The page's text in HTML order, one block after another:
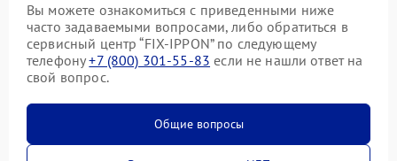
Вы можете ознакомиться с приведенными ниже
часто задаваемыми вопросами, либо обратиться в
сервисный центр “FIX-IPPON” по следующему
телефону+7 (800) 301-55-83 если не нашли ответ на
свой вопрос.
Общие вопросы